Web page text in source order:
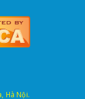
Hà Nội.